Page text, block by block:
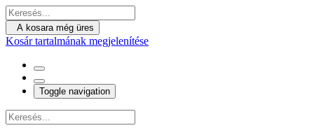
A kosara még üres
Kosár tartalmának megjelenítése
Toggle navigation